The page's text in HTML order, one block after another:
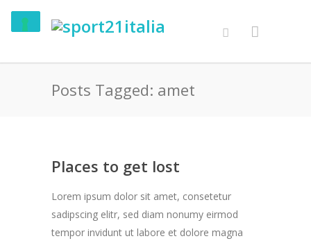
Posts Tagged: amet
Places to get lost
Lorem ipsum dolor sit amet, consetetur
sadipscing elitr, sed diam nonumy eirmod
tempor invidunt ut labore et dolore magna